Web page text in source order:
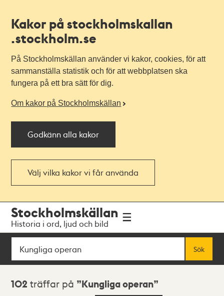
Kakor på stockholmskallan
.stockholm.se
På Stockholmskällan använder vi kakor, cookies, för att
sammanställa statistik och för att webbplatsen ska
fungera på ett bra sätt för dig.
Om kakor på Stockholmskällan
Godkänn alla kakor
Välj vilka kakor vi får använda
navigationen
huvudinnehållet
Stockholmskällan
Historia i ord, ljud och bild
Sök
Sök
Sökresultat
102 träffar på Kungliga operan